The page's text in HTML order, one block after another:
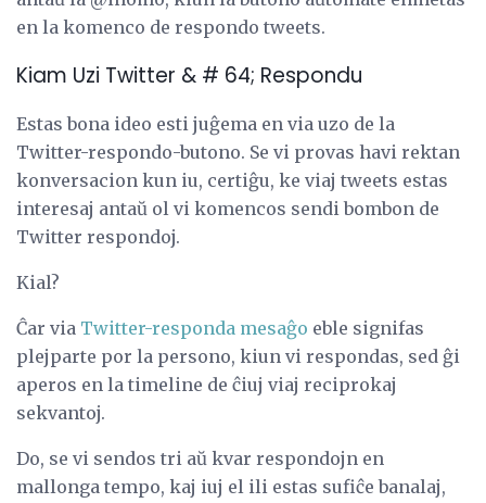
en la komenco de respondo tweets.
Kiam Uzi Twitter & # 64; Respondu
Estas bona ideo esti juĝema en via uzo de la
Twitter-respondo-butono. Se vi provas havi rektan
konversacion kun iu, certiĝu, ke viaj tweets estas
interesaj antaŭ ol vi komencos sendi bombon de
Twitter respondoj.
Kial?
Ĉar via Twitter-responda mesaĝo eble signifas
plejparte por la persono, kiun vi respondas, sed ĝi
aperos en la timeline de ĉiuj viaj reciprokaj
sekvantoj.
Do, se vi sendos tri aŭ kvar respondojn en
mallonga tempo, kaj iuj el ili estas sufiĉe banalaj,